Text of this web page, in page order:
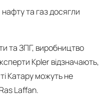
нафту та газ досягли
та ЗПГ, виробництво
Kpler відзначають,
Катару можуть не
Laffan.